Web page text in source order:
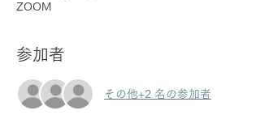
ZOOM
参加者
その他+2 名の参加者